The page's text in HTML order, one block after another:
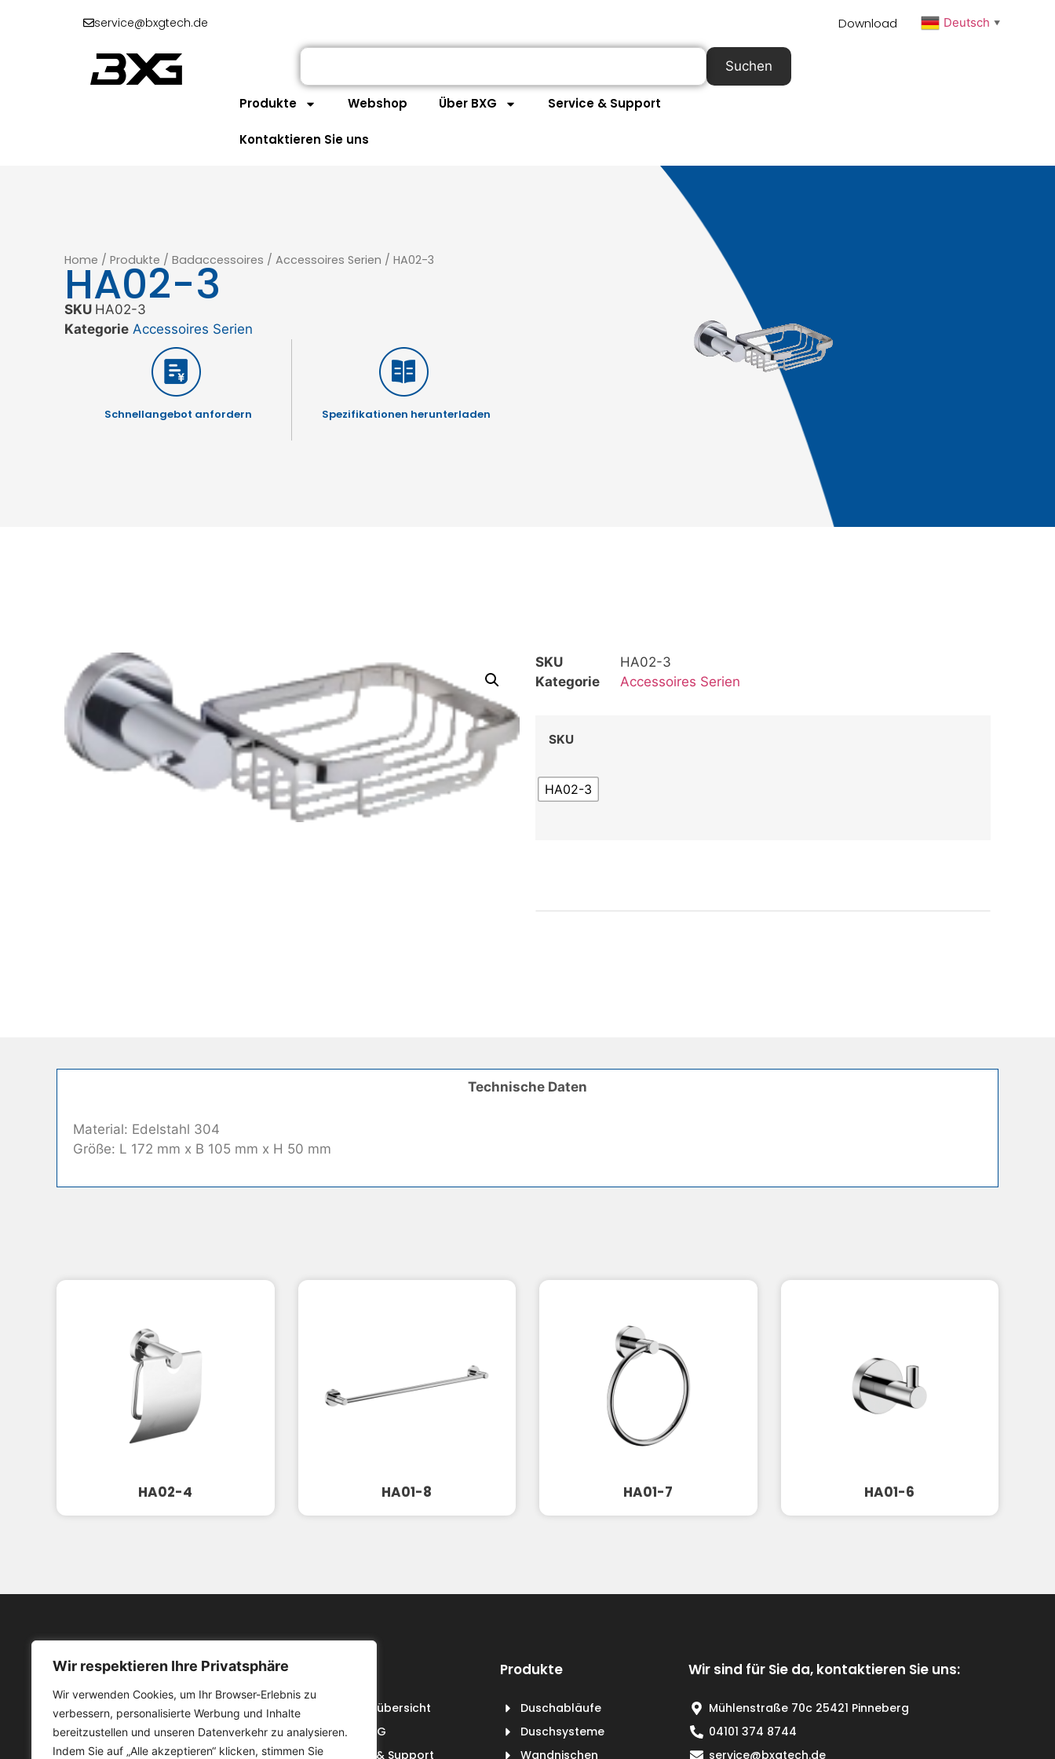
Wir respektieren Ihre Privatsphäre
Wir verwenden Cookies, um Ihr Browser-Erlebnis zu
verbessern, personalisierte Werbung und Inhalte
bereitzustellen und unseren Datenverkehr zu analysieren.
Indem Sie auf „Alle akzeptieren“ klicken, stimmen Sie
service@bxgtech.de
Suchen
Produkte Webshop Über BXG Service & Support
Kontaktieren Sie uns
Download Deutsch ▼
Home / Produkte / Badaccessoires / Accessoires Serien / HA02-3
HA02-3
SKU HA02-3
Kategorie Accessoires Serien
Schnellangebot anfordern Spezifikationen herunterladen
SKU
HA02-3
Kategorie
Accessoires Serien
SKU
HA02-3
Technische Daten
Material: Edelstahl 304
Größe: L 172 mm x B 105 mm x H 50 mm
HA02-4 HA01-8 HA01-7 HA01-6
Pionier in der Herstellung von
Badezimmerprodukten
Produktübersicht
Über BXG
Service & Support
Produkte
Duschabläufe
Duschsysteme
Wandnischen
Wir sind für Sie da, kontaktieren Sie uns:
Mühlenstraße 70c 25421 Pinneberg
04101 374 8744
service@bxgtech.de